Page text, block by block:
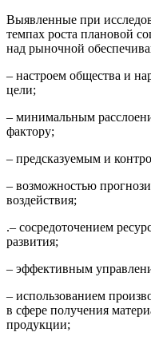
Выявленные при
темпах роста плановой
над рыночной
– настроем общества и
цели;
– минимальным
фактору;
– предсказуемым и
– возможностью
воздействия;
.– сосредоточением
развития;
– эффективным
– использованием
в сфере получения
продукции;